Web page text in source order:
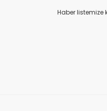
Haber